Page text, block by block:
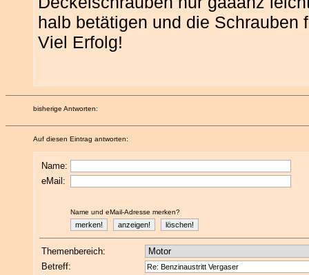
halb betätigen und die Schrauben
Viel Erfolg!
bisherige Antworten:
Auf diesen Eintrag antworten:
Name:
eMail:
Name und eMail-Adresse merken?
Themenbereich:
Betreff: